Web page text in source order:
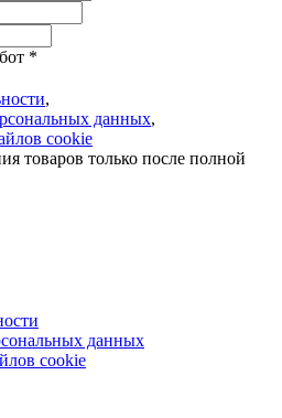
*
,
данных,
cookie
товаров только после полной
данных
cookie